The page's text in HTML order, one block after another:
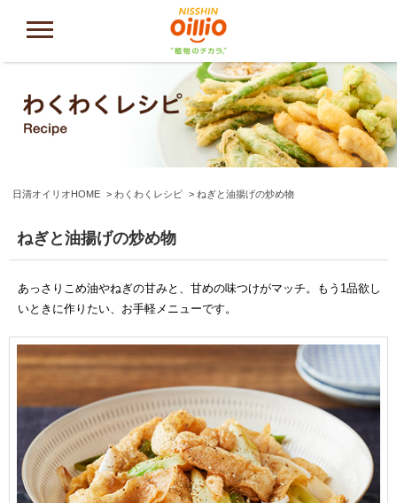
日清オイリオHOME わくわくレシピ ねぎと油揚げの炒め物
ねぎと油揚げの炒め物
あっさりこめ油やねぎの甘みと、甘めの味つけがマッチ。もう1品欲し
いときに作りたい、お手軽メニューです。